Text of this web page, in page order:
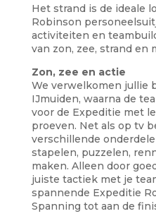
Het strand is de ideale
Robinson
activiteiten en
van zon, zee, strand en
Zon, zee en actie
We verwelkomen jullie
IJmuiden, waarna de
voor de Expeditie met
proeven. Net als op tv
verschillende
stapelen, puzzelen,
maken. Alleen door
juiste tactiek met je
spannende Expeditie
Spanning tot aan de